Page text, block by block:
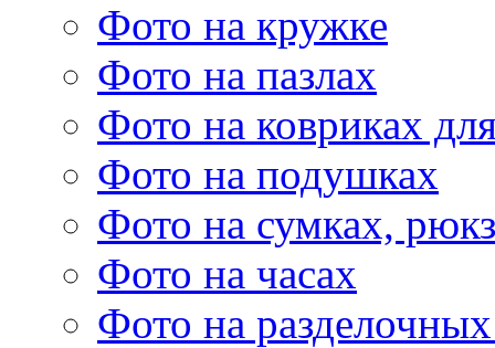
Фото на кружке
Фото на пазлах
Фото на ковриках
Фото на подушках
Фото на сумках,
Фото на часах
Фото на